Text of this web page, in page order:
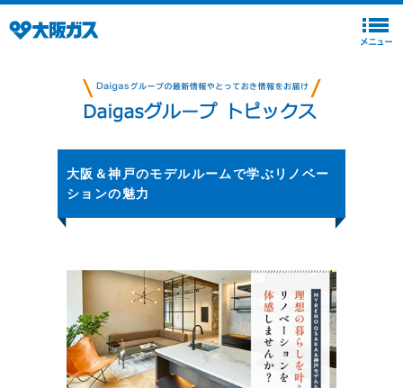
大阪＆神戸のモデルルームで学ぶリノベー
ションの魅力